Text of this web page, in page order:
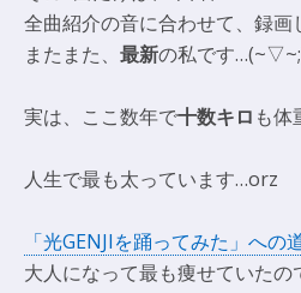
全曲紹介の音に合わせて、録
またまた、 最新の私です
実は、ここ数年で十数キロ も体
人生で最も太っています…orz
「光GENJIを踊ってみた」への
大人になって最も痩せていたの